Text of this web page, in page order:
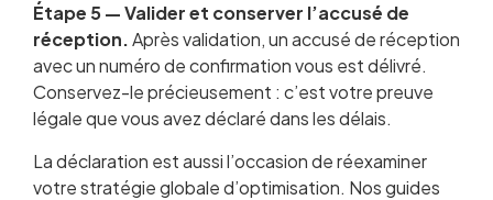
Étape 5 — Valider et conserver l’accusé de
réception.Après validation, un accusé de réception
avec un numéro de confirmation vous est délivré.
Conservez-le précieusement : c’est votre preuve
légale que vous avez déclaré dans les délais.
La déclaration est aussi l’occasion de réexaminer
votre stratégie globale d’optimisation. Nos guides